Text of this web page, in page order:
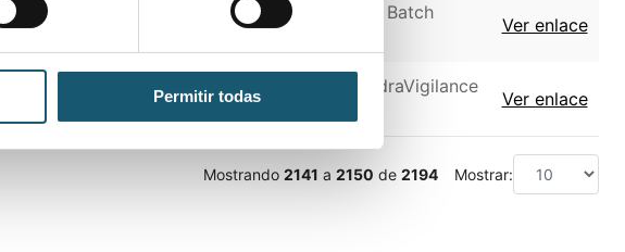
Permitir todas
veterinarios (O.B.P.R.: Official Batch
Ver enlace
medios electrónicos a la base de datos EudraVigilance
Ver enlace
Mostrando 2141 a 2150 de 2194 Mostrar: